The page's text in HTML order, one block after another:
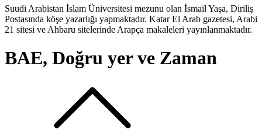
Suudi Arabistan İslam Üniversitesi mezunu olan İsmail Yaşa, Diriliş
Postasında köşe yazarlığı yapmaktadır. Katar El Arab gazetesi, Arabi
21 sitesi ve Ahbaru sitelerinde Arapça makaleleri yayınlanmaktadır.
BAE, Doğru yer ve Zaman